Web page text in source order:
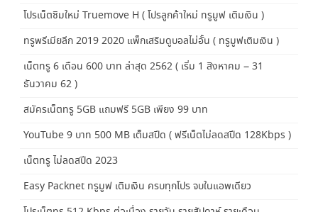
โปรเน็ตซิมใหม่ Truemove H ( โปรลูกค้าใหม่ ทรูมูฟ เติมเงิน )
ทรูพรีเมียลีก 2019 2020 แพ็กเสริมดูบอลไม่อั้น ( ทรูมูฟเติมเงิน )
เน็ตทรู 6 เดือน 600 บาท ล่าสุด 2562 ( เริ่ม 1 สิงหาคม – 31
ธันวาคม 62 )
สมัครเน็ตทรู 5GB แถมฟรี 5GB เพียง 99 บาท
YouTube 9 บาท 500 MB เต็มสปีด ( ฟรีเน็ตไม่ลดสปีด 128Kbps )
เน็ตทรู ไม่ลดสปีด 2023
Easy Packnet ทรูมูฟ เติมเงิน ครบทุกโปร จบในแอพเดียว